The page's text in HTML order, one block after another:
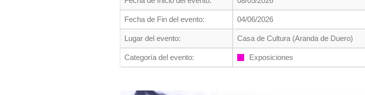
Fecha de Fin del evento: 04/06/2026
Lugar del evento: Casa de Cultura (Aranda de Duero)
Categoría del evento: Exposiciones